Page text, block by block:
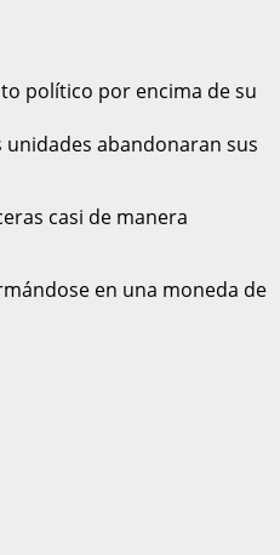
político por encima de su
abandonaran sus
casi de manera
en una moneda de